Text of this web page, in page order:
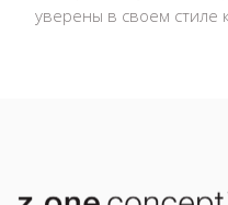
уверены в своем стиле